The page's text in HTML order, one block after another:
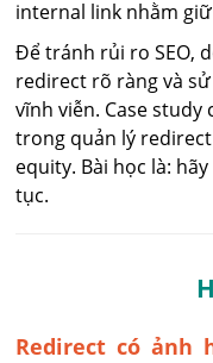
internal link nhằm
Để tránh rủi ro SEO,
redirect rõ ràng và
vĩnh viễn. Case
trong quản lý
equity. Bài học là:
tục.
Redirect có ảnh